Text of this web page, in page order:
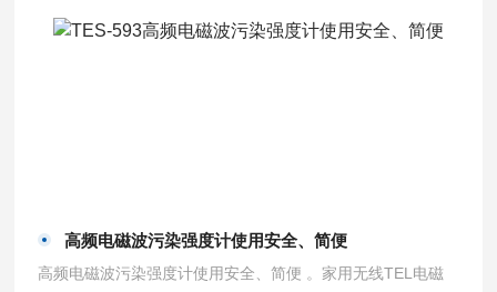
高频电磁波污染强度计使用安全、简便
高频电磁波污染强度计使用安全、简便 。家用无线TEL电磁